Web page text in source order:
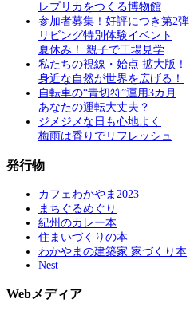
レプリカをつくる博物館
参加者募集！好評につき第2弾
リビング特別体験イベント
夏休み！ 親子で工場見学
私たちの視線・始点 拡大版！
身近な自然が世界を広げる！
自転車の“青切符”運用3カ月
あなたの運転大丈夫？
ジメジメな日も心地よく
梅雨は香りでリフレッシュ
発行物
カフェわかやま2023
まちぐるめぐり
紀州のカレー本
住まいづくりの本
わかやまの建築家 家づくり本
Nest
Webメディア